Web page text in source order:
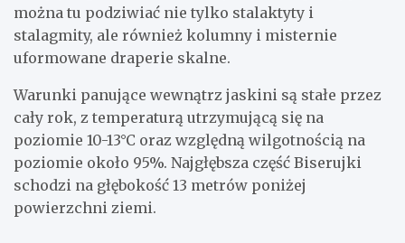
można tu podziwiać nie tylko stalaktyty i
stalagmity, ale również kolumny i misternie
uformowane draperie skalne.
Warunki panujące wewnątrz jaskini są stałe przez
cały rok, z temperaturą utrzymującą się na
poziomie 10-13°C oraz względną wilgotnością na
poziomie około 95%. Najgłębsza część Biserujki
schodzi na głębokość 13 metrów poniżej
powierzchni ziemi.